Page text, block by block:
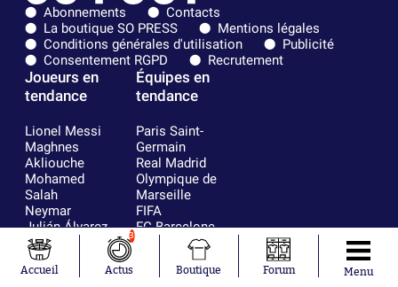
Abonnements
Contacts
La boutique SO PRESS
Mentions légales
Conditions générales d'utilisation
Publicité
Consentement RGPD
Recrutement
Joueurs en
tendance
Lionel Messi
Maghnes
Akliouche
Mohamed
Salah
Neymar
Julián Álvarez
Ferrán Torres
Kilian Corredor
Franco
Équipes en
tendance
Paris Saint-
Germain
Real Madrid
Olympique de
Marseille
FIFA
FC Barcelone
Argentine
Olympique
lyonnais
Accueil
3
Actus Boutique Forum Menu